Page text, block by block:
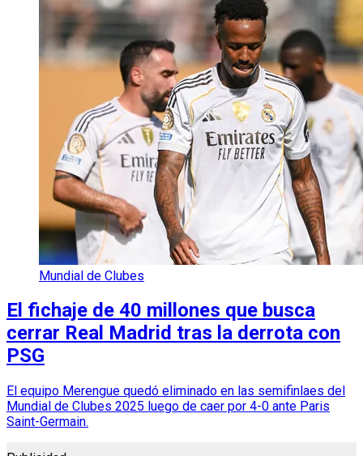
Mundial de Clubes
El fichaje de 40 millones que busca
cerrar Real Madrid tras la derrota con
PSG
El equipo Merengue quedó eliminado en las semifinlaes del
Mundial de Clubes 2025 luego de caer por 4-0 ante Paris
Saint-Germain.